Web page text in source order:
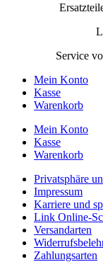
Service
Mein Konto
Kasse
Warenkorb
Mein Konto
Kasse
Warenkorb
Privatsphäre
Impressum
Karriere und
Link Online-
Versandarten
Zahlungsarten